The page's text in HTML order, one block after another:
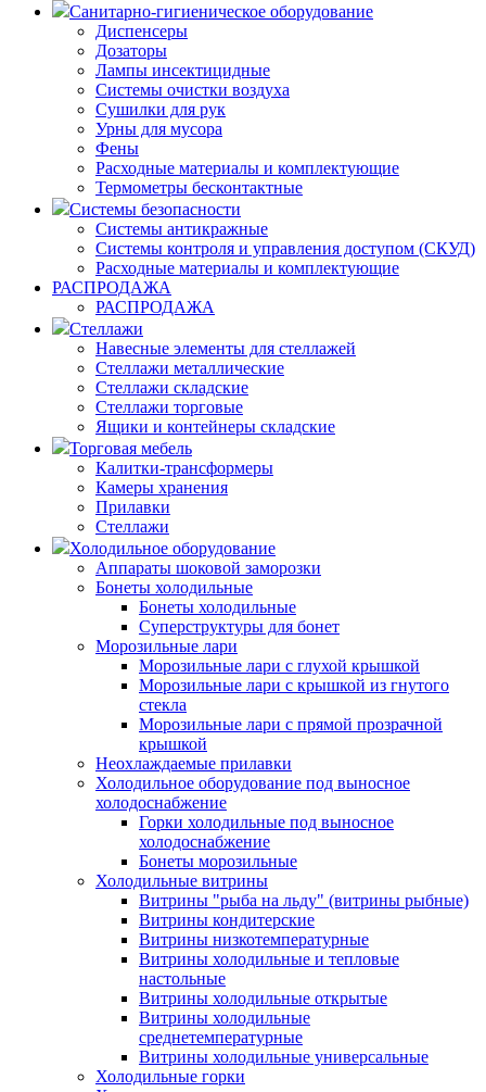
Санитарно-гигиеническое оборудование
Диспенсеры
Дозаторы
Лампы инсектицидные
Системы очистки воздуха
Сушилки для рук
Урны для мусора
Фены
Расходные материалы и комплектующие
Термометры бесконтактные
Системы безопасности
Системы антикражные
Системы контроля и управления доступом (СКУД)
Расходные материалы и комплектующие
РАСПРОДАЖА
РАСПРОДАЖА
Стеллажи
Навесные элементы для стеллажей
Стеллажи металлические
Стеллажи складские
Стеллажи торговые
Ящики и контейнеры складские
Торговая мебель
Калитки-трансформеры
Камеры хранения
Прилавки
Стеллажи
Холодильное оборудование
Аппараты шоковой заморозки
Бонеты холодильные
Бонеты холодильные
Суперструктуры для бонет
Морозильные лари
Морозильные лари с глухой крышкой
Морозильные лари с крышкой из гнутого
стекла
Морозильные лари с прямой прозрачной
крышкой
Неохлаждаемые прилавки
Холодильное оборудование под выносное
холодоснабжение
Горки холодильные под выносное
холодоснабжение
Бонеты морозильные
Холодильные витрины
Витрины "рыба на льду" (витрины рыбные)
Витрины кондитерские
Витрины низкотемпературные
Витрины холодильные и тепловые
настольные
Витрины холодильные открытые
Витрины холодильные
среднетемпературные
Витрины холодильные универсальные
Холодильные горки